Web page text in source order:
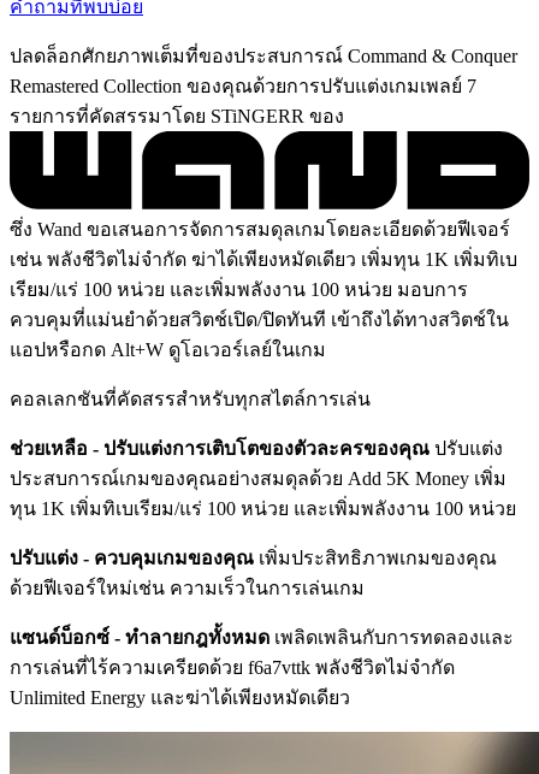
คำถามที่พบบ่อย
ปลดล็อกศักยภาพเต็มที่ของประสบการณ์ Command & Conquer
Remastered Collection ของคุณด้วยการปรับแต่งเกมเพลย์ 7
รายการที่คัดสรรมาโดย STiNGERR ของ
ซึ่ง Wand ขอเสนอการจัดการสมดุลเกมโดยละเอียดด้วยฟีเจอร์
เช่น พลังชีวิตไม่จำกัด ฆ่าได้เพียงหมัดเดียว เพิ่มทุน 1K เพิ่มทิเบ
เรียม/แร่ 100 หน่วย และเพิ่มพลังงาน 100 หน่วย มอบการ
ควบคุมที่แม่นยำด้วยสวิตช์เปิด/ปิดทันที เข้าถึงได้ทางสวิตช์ใน
แอปหรือกด Alt+W ดูโอเวอร์เลย์ในเกม
คอลเลกชันที่คัดสรรสำหรับทุกสไตล์การเล่น
ช่วยเหลือ - ปรับแต่งการเติบโตของตัวละครของคุณ ปรับแต่ง
ประสบการณ์เกมของคุณอย่างสมดุลด้วย Add 5K Money เพิ่ม
ทุน 1K เพิ่มทิเบเรียม/แร่ 100 หน่วย และเพิ่มพลังงาน 100 หน่วย
ปรับแต่ง - ควบคุมเกมของคุณ เพิ่มประสิทธิภาพเกมของคุณ
ด้วยฟีเจอร์ใหม่เช่น ความเร็วในการเล่นเกม
แซนด์บ็อกซ์ - ทำลายกฎทั้งหมด เพลิดเพลินกับการทดลองและ
การเล่นที่ไร้ความเครียดด้วย f6a7vttk พลังชีวิตไม่จำกัด
Unlimited Energy และฆ่าได้เพียงหมัดเดียว